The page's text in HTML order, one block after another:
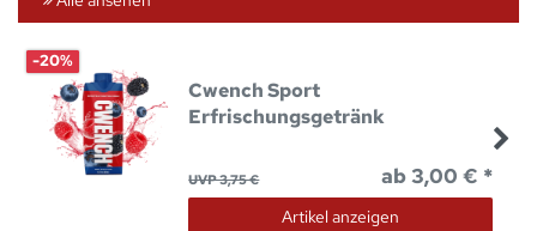
-20%
Cwench Sport
Erfrischungsgetränk
UVP 3,75 € ab 3,00 € *
Artikel anzeigen